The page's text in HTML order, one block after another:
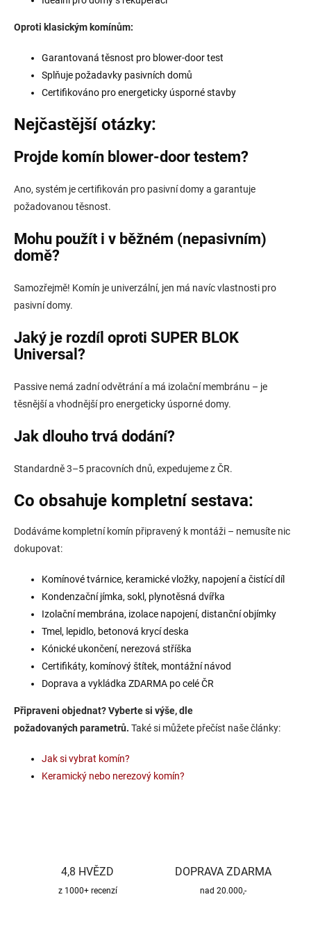
Oproti klasickým komínům:
Garantovaná těsnost pro blower-door test
Splňuje požadavky pasivních domů
Certifikováno pro energeticky úsporné stavby
Nejčastější otázky:
Projde komín blower-door testem?
Ano, systém je certifikován pro pasivní domy a garantuje
požadovanou těsnost.
Mohu použít i v běžném (nepasivním)
domě?
Samozřejmě! Komín je univerzální, jen má navíc vlastnosti pro
pasivní domy.
Jaký je rozdíl oproti SUPER BLOK
Universal?
Passive nemá zadní odvětrání a má izolační membránu – je
těsnější a vhodnější pro energeticky úsporné domy.
Jak dlouho trvá dodání?
Standardně 3–5 pracovních dnů, expedujeme z ČR.
Co obsahuje kompletní sestava:
Dodáváme kompletní komín připravený k montáži – nemusíte nic
dokupovat:
Komínové tvárnice, keramické vložky, napojení a čistící díl
Kondenzační jímka, sokl, plynotěsná dvířka
Izolační membrána, izolace napojení, distanční objímky
Tmel, lepidlo, betonová krycí deska
Kónické ukončení, nerezová stříška
Certifikáty, komínový štítek, montážní návod
Doprava a vykládka ZDARMA po celé ČR
Připraveni objednat?Vybertesi výše, dle
požadovanýchparametrů. Také si můžete přečíst naše články:
Jak si vybrat komín?
Keramický nebo nerezový komín?
4,8 HVĚZD
z 1000+ recenzí
DOPRAVA ZDARMA
nad 20.000,-